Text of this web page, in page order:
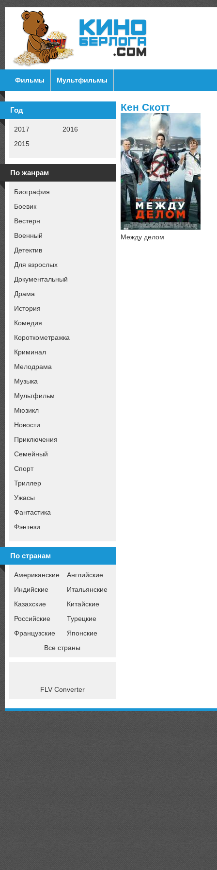
Фильмы Мультфильмы
Год
2017
2016
2015
По жанрам
Биография
Боевик
Вестерн
Военный
Детектив
Для взрослых
Документальный
Драма
История
Комедия
Короткометражка
Криминал
Мелодрама
Музыка
Мультфильм
Мюзикл
Новости
Приключения
Семейный
Спорт
Триллер
Ужасы
Фантастика
Фэнтези
По странам
Американские
Английские
Индийские
Итальянские
Казахские
Китайские
Российские
Турецкие
Французские
Японские
Все страны
FLV Converter
Кен Скотт
Между делом